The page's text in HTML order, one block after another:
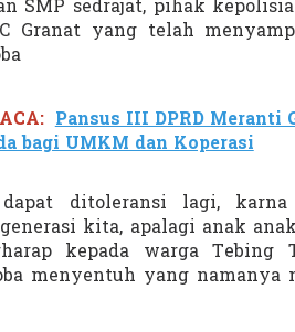
o
b
g
i
P
a
j
a
&
SMP sedrajat, pihak
Granat yang telah
Pansus III DPRD Meranti
bagi UMKM dan Koperasi
dapat ditoleransi lagi,
kita, apalagi anak
kepada warga Tebing
menyentuh yang namanya